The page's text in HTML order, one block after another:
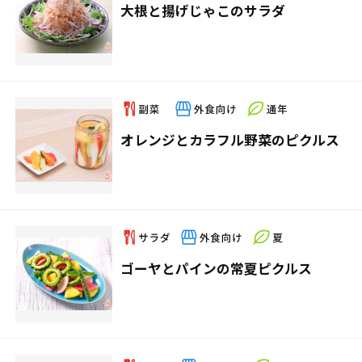
大根と揚げじゃこのサラダ
オレンジとカラフル野菜のピクルス
ゴーヤとパインの常夏ピクルス